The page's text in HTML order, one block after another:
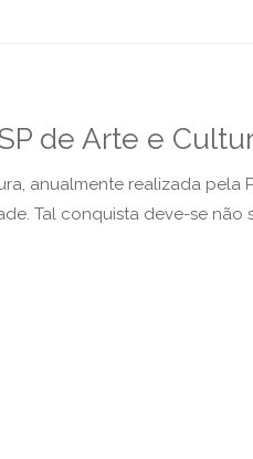
de Arte e
anualmente realizada
Tal conquista deve-se